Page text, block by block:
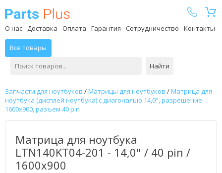
О нас Доставка Оплата Гарантия Сотрудничество Контакты
Все товары
Найти
Запчасти для ноутбуков /Матрицы для ноутбуков /Матрица для
ноутбука (дисплей ноутбука) с диагональю 14,0", разрешение
1600x900, разъем 40 pin
Матрица для ноутбука
LTN140KT04-201 - 14,0" / 40 pin /
1600x900